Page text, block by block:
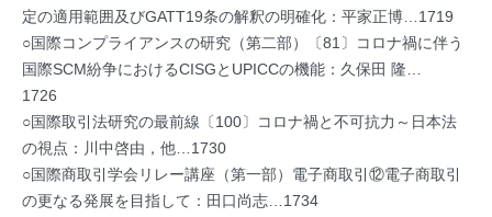
定の適用範囲及びGATT19条の解釈の明確化：平家正博…1719
○国際コンプライアンスの研究（第二部）〔81〕コロナ禍に伴う
国際SCM紛争におけるCISGとUPICCの機能：久保田 隆…
1726
○国際取引法研究の最前線〔100〕コロナ禍と不可抗力～日本法
の視点：川中啓由，他…1730
○国際商取引学会リレー講座（第一部）電子商取引⑫電子商取引
の更なる発展を目指して：田口尚志…1734